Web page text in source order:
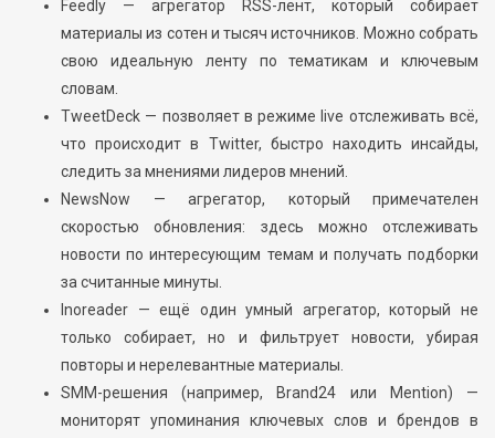
Feedly — агрегатор RSS-лент, который собирает
материалы из сотен и тысяч источников. Можно собрать
свою идеальную ленту по тематикам и ключевым
словам.
TweetDeck — позволяет в режиме live отслеживать всё,
что происходит в Twitter, быстро находить инсайды,
следить за мнениями лидеров мнений.
NewsNow — агрегатор, который примечателен
скоростью обновления: здесь можно отслеживать
новости по интересующим темам и получать подборки
за считанные минуты.
Inoreader — ещё один умный агрегатор, который не
только собирает, но и фильтрует новости, убирая
повторы и нерелевантные материалы.
SMM-решения (например, Brand24 или Mention) —
мониторят упоминания ключевых слов и брендов в